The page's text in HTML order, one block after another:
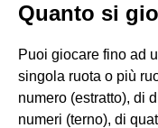
Quanto si
Puoi giocare fino ad
singola ruota o più
numero (estratto), di
numeri (terno), di